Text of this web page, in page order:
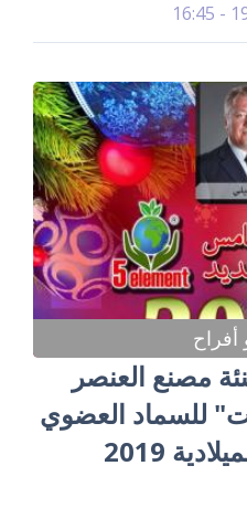
أفراح
مصنع العنصر
للسماد العضوي
في أوكرانيا بالسنة الميلادية 2019